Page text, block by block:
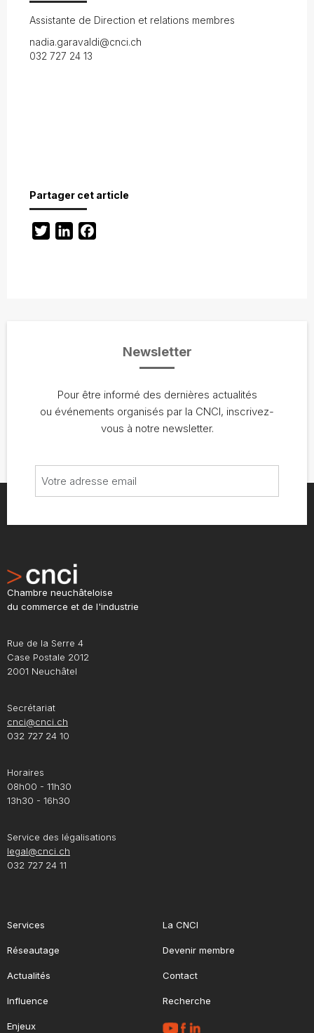
Assistante de Direction et relations membres
nadia.garavaldi@cnci.ch
032 727 24 13
Partager cet article
TwitterLinkedIn
Newsletter
Pour être informé des dernières actualités
ou événements organisés par la CNCI, inscrivez-
vous à notre newsletter.
Chambre neuchâteloise
du commerce et de l'industrie
Rue de la Serre 4
Case Postale 2012
2001 Neuchâtel
Secrétariat
cnci@cnci.ch
032 727 24 10
Horaires
08h00 - 11h30
13h30 - 16h30
Service des légalisations
legal@cnci.ch
032 727 24 11
Services
Réseautage
Actualités
Influence
Enjeux
La CNCI
Devenir membre
Contact
Recherche